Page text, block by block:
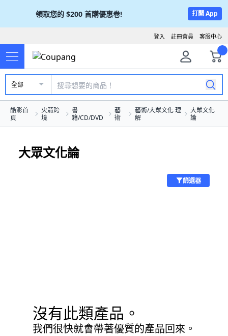
領取您的 $200 首購優惠卷! 打開 App
客服中心
註冊會員
登入
全部
酷澎首
頁
火箭跨
境
書
籍/CD/DVD
藝
術
藝術/大眾文化 理
解
大眾文化
論
大眾文化論
篩選器
沒有此類產品。
我們很快就會帶著優質的產品回來。